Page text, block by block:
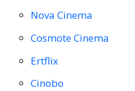
Nova Cinema
Cosmote Cinema
Ertflix
Cinobo